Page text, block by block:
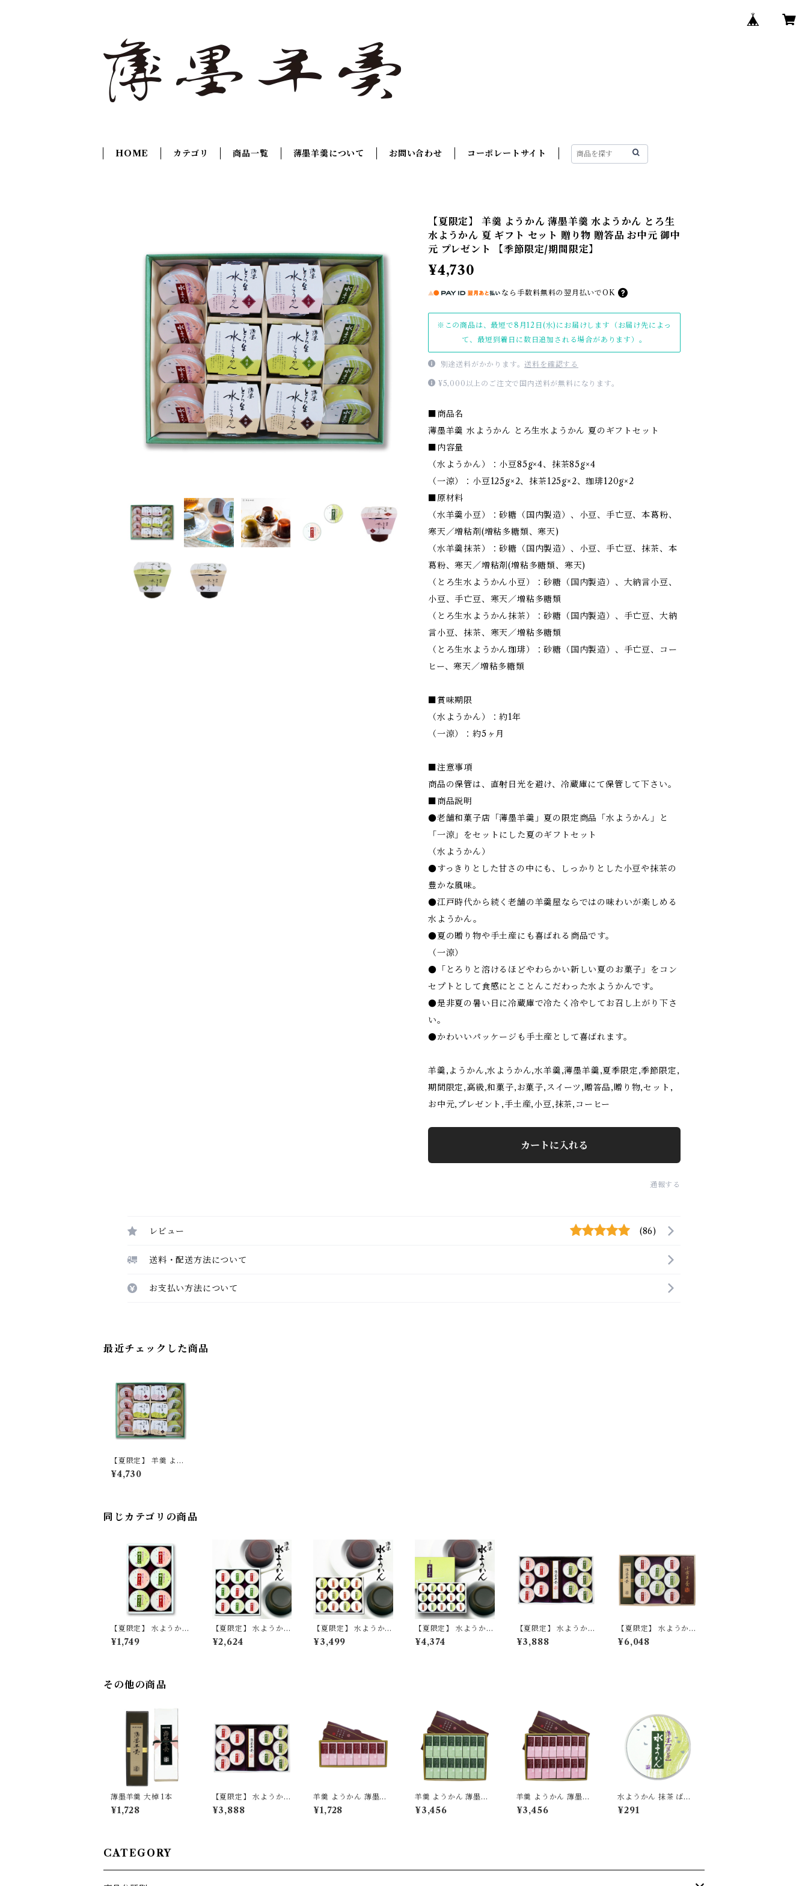
HOME カテゴリ 商品一覧 薄墨羊羹について お問い合わせ コーポレートサイト
【夏限定】 羊羹 ようかん 薄墨羊羹 水ようかん とろ生
水ようかん 夏 ギフト セット 贈り物 贈答品 お中元 御中
元 プレゼント 【季節限定/期間限定】
¥4,730
なら 手数料無料の 翌月払いでOK
※この商品は、最短で8月12日(水)にお届けします（お届け先によっ
て、最短到着日に数日追加される場合があります）。
別途送料がかかります。送料を確認する
¥5,000以上のご注文で国内送料が無料になります。
■商品名
薄墨羊羹 水ようかん とろ生水ようかん 夏のギフトセット
■内容量
（水ようかん）：小豆85g×4、抹茶85g×4
（一涼）：小豆125g×2、抹茶125g×2、珈琲120g×2
■原材料
（水羊羹小豆）：砂糖（国内製造）、小豆、手亡豆、本葛粉、
寒天／増粘剤(増粘多糖類、寒天)
（水羊羹抹茶）：砂糖（国内製造）、小豆、手亡豆、抹茶、本
葛粉、寒天／増粘剤(増粘多糖類、寒天)
（とろ生水ようかん小豆）：砂糖（国内製造）、大納言小豆、
小豆、手亡豆、寒天／増粘多糖類
（とろ生水ようかん抹茶）：砂糖（国内製造）、手亡豆、大納
言小豆、抹茶、寒天／増粘多糖類
（とろ生水ようかん珈琲）：砂糖（国内製造）、手亡豆、コー
ヒー、寒天／増粘多糖類
■賞味期限
（水ようかん）：約1年
（一涼）：約5ヶ月
■注意事項
商品の保管は、直射日光を避け、冷蔵庫にて保管して下さい。
■商品説明
●老舗和菓子店「薄墨羊羹」夏の限定商品「水ようかん」と
「一涼」をセットにした夏のギフトセット
（水ようかん）
●すっきりとした甘さの中にも、しっかりとした小豆や抹茶の
豊かな風味。
●江戸時代から続く老舗の羊羹屋ならではの味わいが楽しめる
水ようかん。
●夏の贈り物や手土産にも喜ばれる商品です。
（一涼）
●「とろりと溶けるほどやわらかい新しい夏のお菓子」をコン
セプトとして食感にとことんこだわった水ようかんです。
●是非夏の暑い日に冷蔵庫で冷たく冷やしてお召し上がり下さ
い。
●かわいいパッケージも手土産として喜ばれます。
羊羹,ようかん,水ようかん,水羊羹,薄墨羊羹,夏季限定,季節限定,
期間限定,高級,和菓子,お菓子,スイーツ,贈答品,贈り物,セット,
お中元,プレゼント,手土産,小豆,抹茶,コーヒー
カートに入れる
通報する
レビュー (86)
送料・配送方法について
お支払い方法について
最近チェックした商品
【夏限定】 羊羹 よう
かん 薄墨羊羹 水よう
かん とろ生水ようかん
限定/期間限定】
¥4,730
同じカテゴリの商品
【夏限定】 水ようかん
6個 セット 【季節限
定/期間限定】
¥1,749
【夏限定】 水ようかん
9個 セット 【季節限
定/期間限定】
¥2,624
【夏限定】 水ようかん
12個 セット 【季節限
定/期間限定】
¥3,499
【夏限定】 水ようかん
15個 セット 【季節限
定/期間限定】
¥4,374
【夏限定】 水ようかん
薄墨羊羹小棹 詰合せ
セット ギフト お中元
¥3,888
【夏限定】 水ようかん
薄墨羊羹大棹 小倉羊羹
大棹 詰合せ 和菓子 ギ
¥6,048
その他の商品
薄墨羊羹 大棹 1本
¥1,728
【夏限定】 水ようかん
薄墨羊羹小棹 詰合せ
セット ギフト お中元
¥3,888
羊羹 ようかん 薄墨羊
羹 こざくら 小豆 8個
入
¥1,728
羊羹 ようかん 薄墨羊
羹 こざくら 抹茶 16個
入
¥3,456
羊羹 ようかん 薄墨羊
羹 こざくら 小豆 16個
入
¥3,456
水ようかん 抹茶 ばら
売り
¥291
CATEGORY